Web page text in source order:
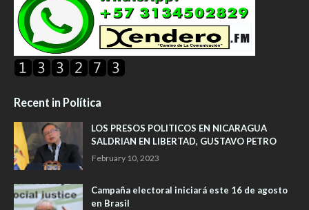
Recent in Política
LOS PRESOS POLITICOS EN NICARAGUA
SALDRIAN EN LIBERTAD, GUSTAVO PETRO
February 10, 2023
Campaña electoral iniciará este 16 de agosto
en Brasil